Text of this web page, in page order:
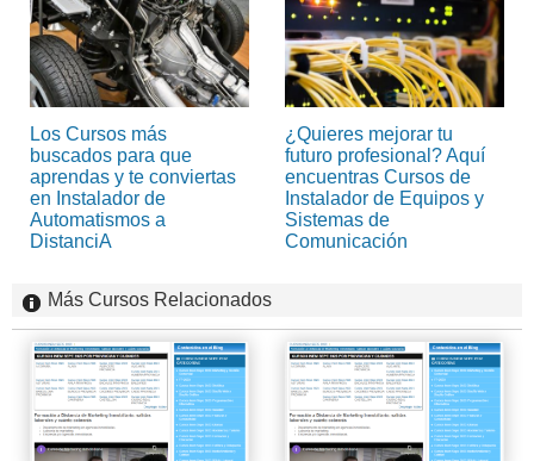
Los Cursos más
buscados para que
aprendas y te conviertas
en Instalador de
Automatismos a
DistanciA
¿Quieres mejorar tu
futuro profesional? Aquí
encuentras Cursos de
Instalador de Equipos y
Sistemas de
Comunicación
Más Cursos Relacionados